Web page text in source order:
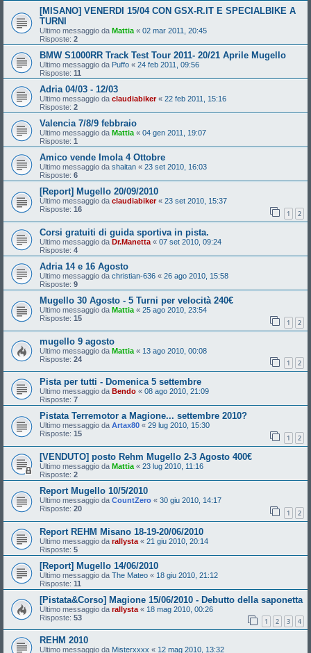
[MISANO] VENERDI 15/04 CON GSX-R.IT E SPECIALBIKE A
TURNI
Ultimo messaggio da Mattia « 02 mar 2011, 20:45
Risposte: 2
BMW S1000RR Track Test Tour 2011- 20/21 Aprile Mugello
Ultimo messaggio da Puffo « 24 feb 2011, 09:56
Risposte: 11
Adria 04/03 - 12/03
Ultimo messaggio da claudiabiker« 22 feb 2011, 15:16
Risposte: 2
Valencia 7/8/9 febbraio
Ultimo messaggio da Mattia « 04 gen 2011, 19:07
Risposte: 1
Amico vende Imola 4 Ottobre
Ultimo messaggio da shaitan « 23 set 2010, 16:03
Risposte: 6
[Report] Mugello 20/09/2010
Ultimo messaggio da claudiabiker« 23 set 2010, 15:37
Risposte: 16 1 2
Corsi gratuiti di guida sportiva in pista.
Ultimo messaggio da Dr.Manetta « 07 set 2010, 09:24
Risposte: 4
Adria 14 e 16 Agosto
Ultimo messaggio da christian-636 « 26 ago 2010, 15:58
Risposte: 9
Mugello 30 Agosto - 5 Turni per velocità 240€
Ultimo messaggio da Mattia « 25 ago 2010, 23:54
Risposte: 15 1 2
mugello 9 agosto
Ultimo messaggio da Mattia « 13 ago 2010, 00:08
Risposte: 24 1 2
Pista per tutti - Domenica 5 settembre
Ultimo messaggio da Bendo « 08 ago 2010, 21:09
Risposte: 7
Pistata Terremotor a Magione... settembre 2010?
Ultimo messaggio da Artax80 « 29 lug 2010, 15:30
Risposte: 15 1 2
[VENDUTO] posto Rehm Mugello 2-3 Agosto 400€
Ultimo messaggio da Mattia « 23 lug 2010, 11:16
Risposte: 2
Report Mugello 10/5/2010
Ultimo messaggio da CountZero « 30 giu 2010, 14:17
Risposte: 20 1 2
Report REHM Misano 18-19-20/06/2010
Ultimo messaggio da rallysta « 21 giu 2010, 20:14
Risposte: 5
[Report] Mugello 14/06/2010
Ultimo messaggio da The Mateo « 18 giu 2010, 21:12
Risposte: 11
[Pistata&Corso] Magione 15/06/2010 - Debutto della saponetta
Ultimo messaggio da rallysta « 18 mag 2010, 00:26
Risposte: 53 1 2 3 4
REHM 2010
Ultimo messaggio da Misterxxxx « 12 mag 2010, 13:32